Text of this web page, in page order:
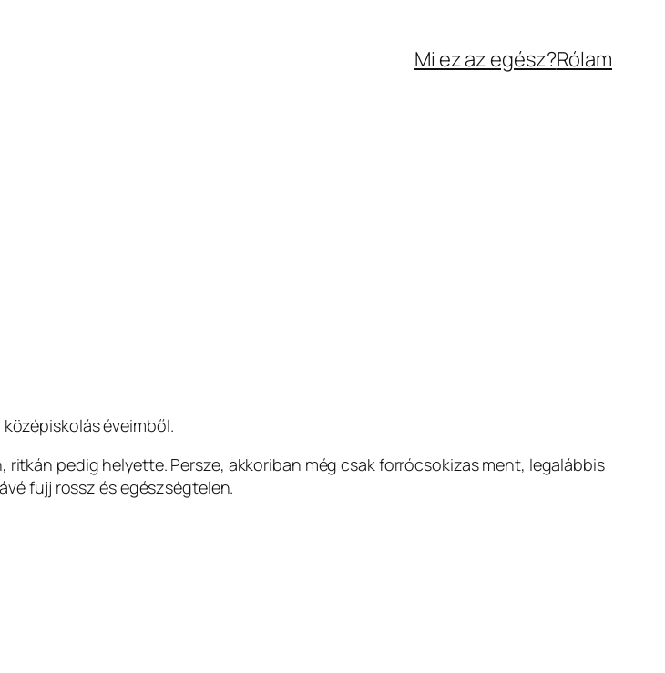
Mi ez az egész?Rólam
éveimből.
pedig helyette. Persze, akkoriban még csak forrócsokizas ment, legalábbis
fujj rossz és egészségtelen.